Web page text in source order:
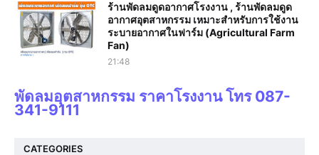
ร้านพัดลมดูดอากาศโรงงาน , ร้านพัดลมดูด
อากาศอุตสาหกรรม เหมาะสำหรับการใช้งาน
ระบายอากาศในฟาร์ม (Agricultural Farm
Fan)
21:48
พัดลมอุตสาหกรรม ราคาโรงงาน โทร 087-
341-9111
CATEGORIES